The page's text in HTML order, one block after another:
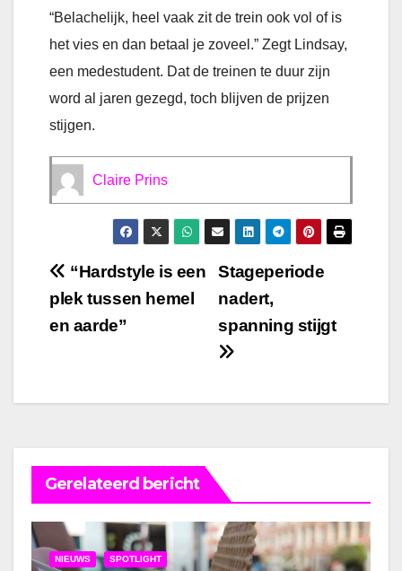
“Belachelijk, heel vaak zit de trein ook vol of is
het vies en dan betaal je zoveel.” Zegt Lindsay,
een medestudent. Dat de treinen te duur zijn
word al jaren gezegd, toch blijven de prijzen
stijgen.
Claire Prins
Bericht
navigatie
Stageperiode
nadert,
spanning stijgt
“Hardstyle is een
plek tussen hemel
en aarde”
Gerelateerd bericht
NIEUWS SPOTLIGHT